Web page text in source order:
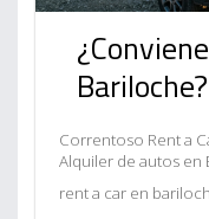
Bariloche?
Correntoso Rent a
Alquiler de autos en
rent a car en